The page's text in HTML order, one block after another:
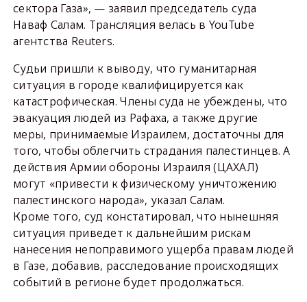
сектора Газа», — заявил председатель суда
Наваф Салам. Трансляция велась в YouTube
агентства Reuters.
Судьи пришли к выводу, что гуманитарная
ситуация в городе квалифицируется как
катастрофическая. Члены суда не убеждены, что
эвакуация людей из Рафаха, а также другие
меры, принимаемые Израилем, достаточны для
того, чтобы облегчить страдания палестинцев. А
действия Армии обороны Израиля (ЦАХАЛ)
могут «привести к физическому уничтожению
палестинского народа», указал Салам.
Кроме того, суд констатировал, что нынешняя
ситуация приведет к дальнейшим рискам
нанесения непоправимого ущерба правам людей
в Газе, добавив, расследование происходящих
событий в регионе будет продолжаться.